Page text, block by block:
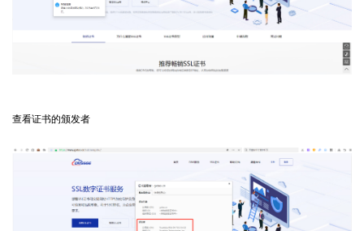
查看证书的颁发者